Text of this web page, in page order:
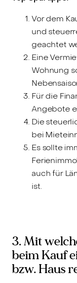
Vor dem
und
geachtet
Eine
Wohnung
Für die
Angebote
Die
bei
Es sollte
auch für
ist.
3. Mit
beim Kauf
bzw. Haus